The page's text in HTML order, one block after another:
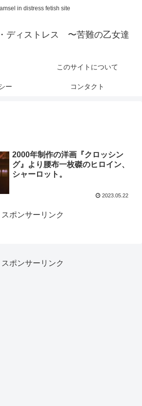
in distress fetish site
ディストレス 〜苦難の乙女達
このサイトについて
ー コンタクト
2000年制作の洋画『クロッシン
グ』より腰布一枚磔のヒロイン、
シャーロット。
2023.05.22
スポンサーリンク
スポンサーリンク